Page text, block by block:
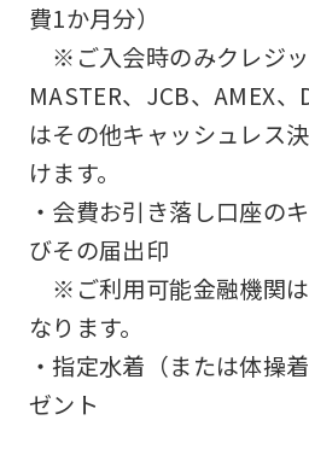
費1か月分）
※ご入会時のみクレジッ
MASTER、JCB、AMEX
はその他キャッシュレス
けます。
・会費お引き落し口座の
びその届出印
※ご利用可能金融機関
なります。
・指定水着（または体操
ゼント